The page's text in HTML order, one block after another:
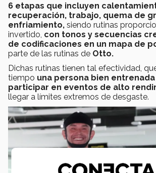
6 etapas que incluyen
recuperación, trabajo, quema de
enfriamiento, siendo rutinas
invertido, con tonos y secuencias
de codificaciones en un mapa de
parte de las rutinas de Otto.
Dichas rutinas tienen tal efectividad,
tiempo una persona bien
participar en eventos de alto
llegar a límites extremos de desgaste.